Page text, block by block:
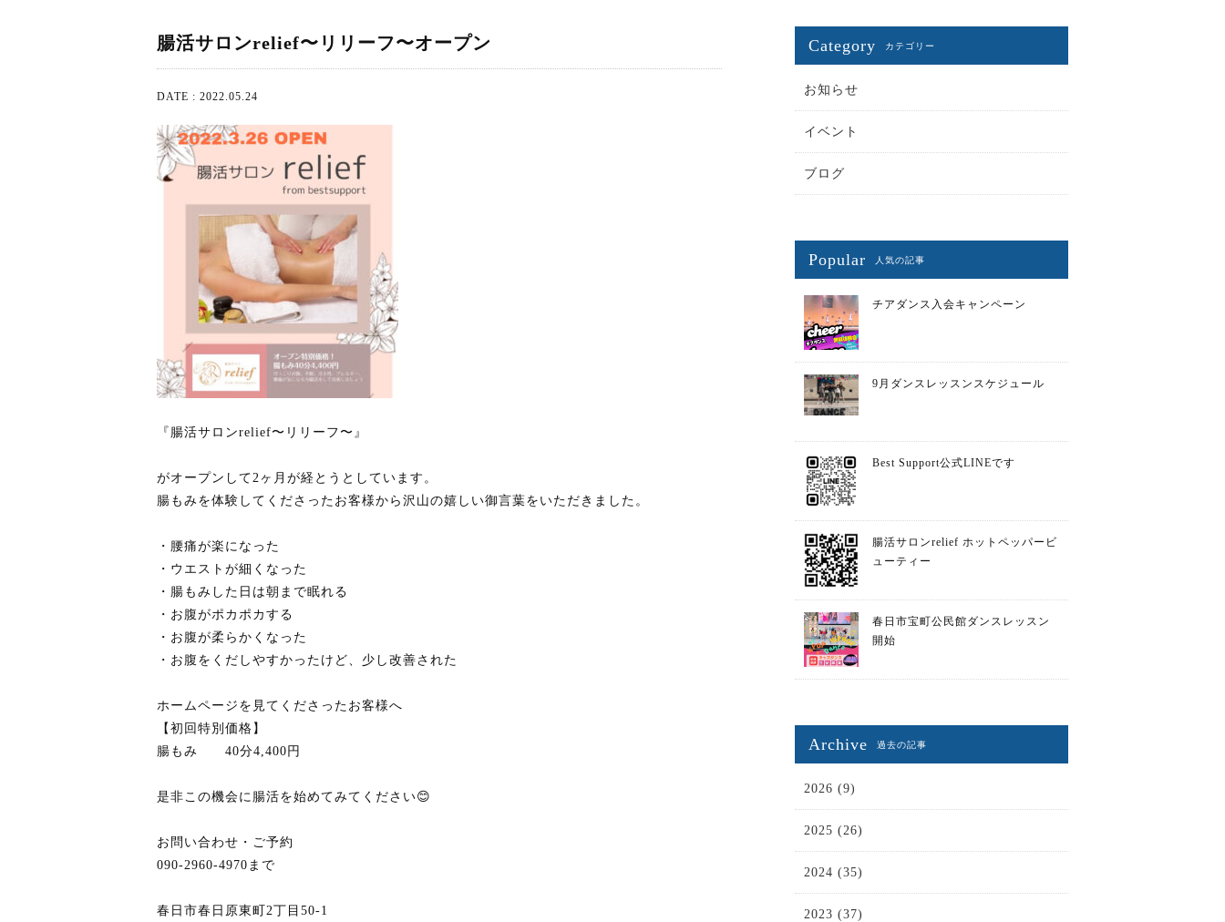
腸活サロンrelief〜リリーフ〜オープン
DATE : 2022.05.24
『腸活サロンrelief〜リリーフ〜』
がオープンして2ヶ月が経とうとしています。
腸もみを体験してくださったお客様から沢山の嬉しい御言葉をいただきました。
・腰痛が楽になった
・ウエストが細くなった
・腸もみした日は朝まで眠れる
・お腹がポカポカする
・お腹が柔らかくなった
・お腹をくだしやすかったけど、少し改善された
ホームページを見てくださったお客様へ
【初回特別価格】
腸もみ 40分4,400円
是非この機会に腸活を始めてみてください😊
お問い合わせ・ご予約
090-2960-4970まで
春日市春日原東町2丁目50-1
Category カテゴリー
お知らせ
イベント
ブログ
Popular 人気の記事
チアダンス入会キャンペーン
9月ダンスレッスンスケジュール
Best Support公式LINEです
腸活サロンrelief ホットペッパービ
ューティー
春日市宝町公民館ダンスレッスン
開始
Archive 過去の記事
2026 (9)
2025 (26)
2024 (35)
2023 (37)